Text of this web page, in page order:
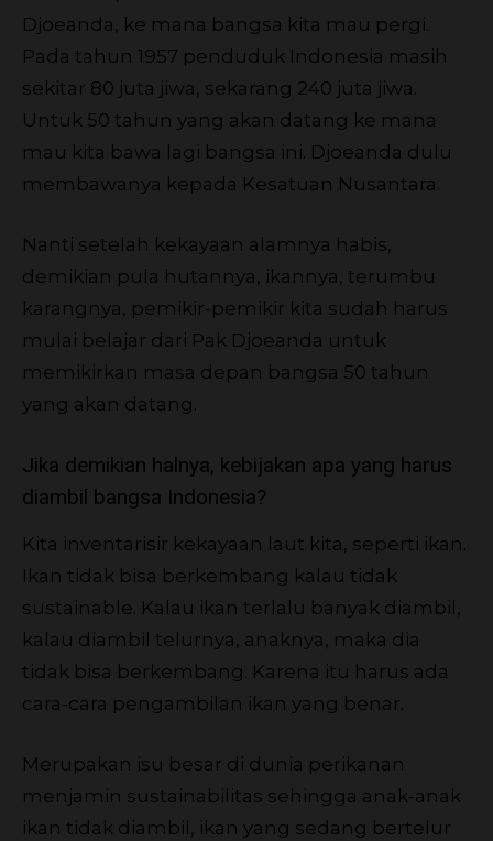
Djoeanda, ke mana bangsa kita mau pergi.
Pada tahun 1957 penduduk Indonesia masih
sekitar 80 juta jiwa, sekarang 240 juta jiwa.
Untuk 50 tahun yang akan datang ke mana
mau kita bawa lagi bangsa ini. Djoeanda dulu
membawanya kepada Kesatuan Nusantara.
Nanti setelah kekayaan alamnya habis,
demikian pula hutannya, ikannya, terumbu
karangnya, pemikir-pemikir kita sudah harus
mulai belajar dari Pak Djoeanda untuk
memikirkan masa depan bangsa 50 tahun
yang akan datang.
Jika demikian halnya, kebijakan apa yang harus
diambil bangsa Indonesia?
Kita inventarisir kekayaan laut kita, seperti ikan.
Ikan tidak bisa berkembang kalau tidak
sustainable. Kalau ikan terlalu banyak diambil,
kalau diambil telurnya, anaknya, maka dia
tidak bisa berkembang. Karena itu harus ada
cara-cara pengambilan ikan yang benar.
Merupakan isu besar di dunia perikanan
menjamin sustainabilitas sehingga anak-anak
ikan tidak diambil, ikan yang sedang bertelur